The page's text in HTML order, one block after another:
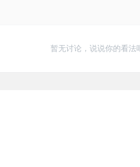
暂无讨论，说说你的看法